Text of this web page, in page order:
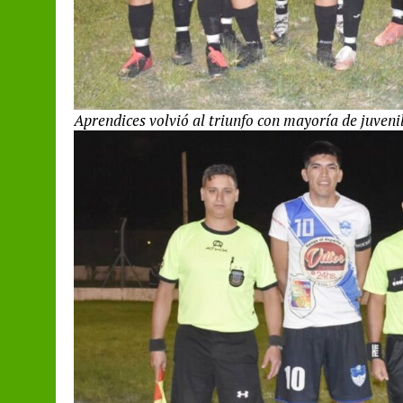
Aprendices volvió al triunfo con mayoría de